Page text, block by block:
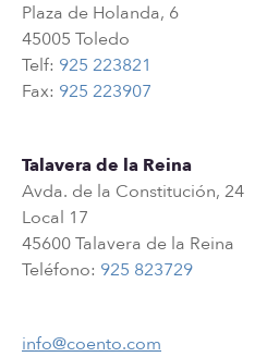
Plaza de Holanda, 6
45005 Toledo
Telf: 925 223821
Fax: 925 223907
Talavera de la Reina
Avda. de la Constitución, 24
Local 17
45600 Talavera de la Reina
Teléfono: 925 823729
info@coento.com